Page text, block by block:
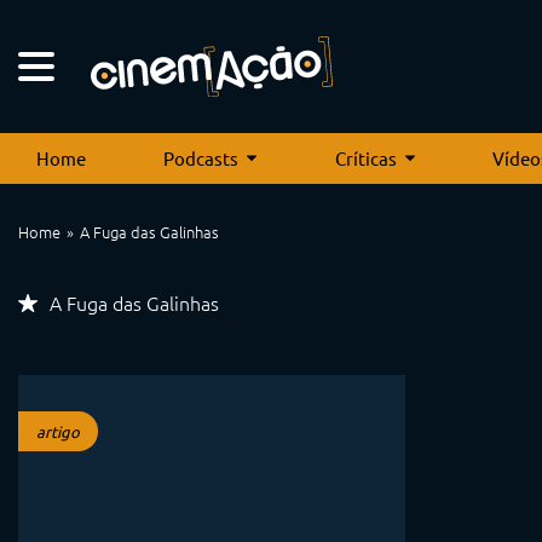
Home Podcasts Críticas
Home A Fuga das Galinhas
A Fuga das Galinhas
artigo